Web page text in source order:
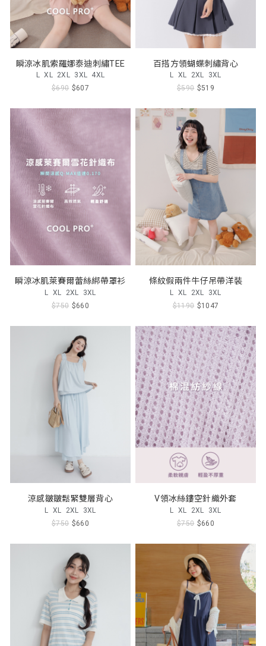
瞬涼冰肌索羅娜泰迪刺繡TEE
L XL 2XL 3XL 4XL
$690 $607
百搭方領蝴蝶刺繡背心
L XL 2XL 3XL
$590 $519
瞬涼冰肌萊賽爾蕾絲綁帶罩衫
L XL 2XL 3XL
$750 $660
條紋假兩件牛仔吊帶洋裝
L XL 2XL 3XL
$1190 $1047
涼感皺皺鬆緊雙層背心
L XL 2XL 3XL
$750 $660
V領冰絲鏤空針織外套
L XL 2XL 3XL
$750 $660